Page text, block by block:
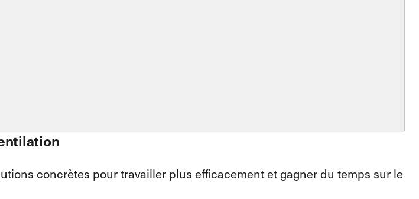
concrètes pour travailler plus efficacement et gagner du temps sur le